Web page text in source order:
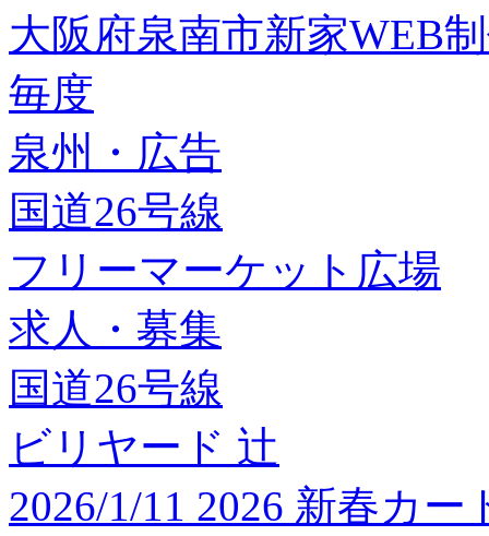
大阪府泉南市新家WEB
毎度
泉州・広告
国道26号線
フリーマーケット広場
求人・募集
国道26号線
ビリヤード 辻
2026/1/11 2026 新春カ